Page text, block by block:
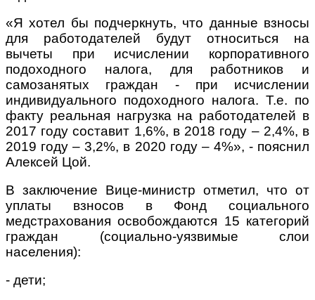
«Я хотел бы подчеркнуть, что данные взносы
для работодателей будут относиться на
вычеты при исчислении корпоративного
подоходного налога, для работников и
самозанятых граждан - при исчислении
индивидуального подоходного налога. Т.е. по
факту реальная нагрузка на работодателей в
2017 году составит 1,6%, в 2018 году – 2,4%, в
2019 году – 3,2%, в 2020 году – 4%», - пояснил
Алексей Цой.
В заключение Вице-министр отметил, что от
уплаты взносов в Фонд социального
медстрахования освобождаются 15 категорий
граждан (социально-уязвимые слои
населения):
- дети;